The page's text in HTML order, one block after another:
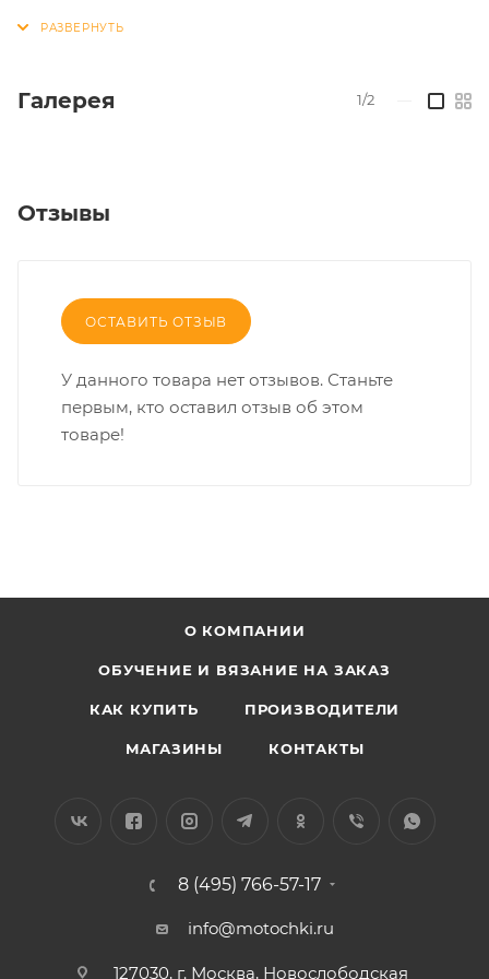
Галерея 1/2
Отзывы
ОСТАВИТЬ ОТЗЫВ
У данного товара нет отзывов. Станьте
первым, кто оставил отзыв об этом
товаре!
О КОМПАНИИ
ОБУЧЕНИЕ И ВЯЗАНИЕ НА ЗАКАЗ
КАК КУПИТЬ ПРОИЗВОДИТЕЛИ
МАГАЗИНЫ КОНТАКТЫ
8 (495) 766-57-17
info@motochki.ru
127030, г. Москва, Новослободская